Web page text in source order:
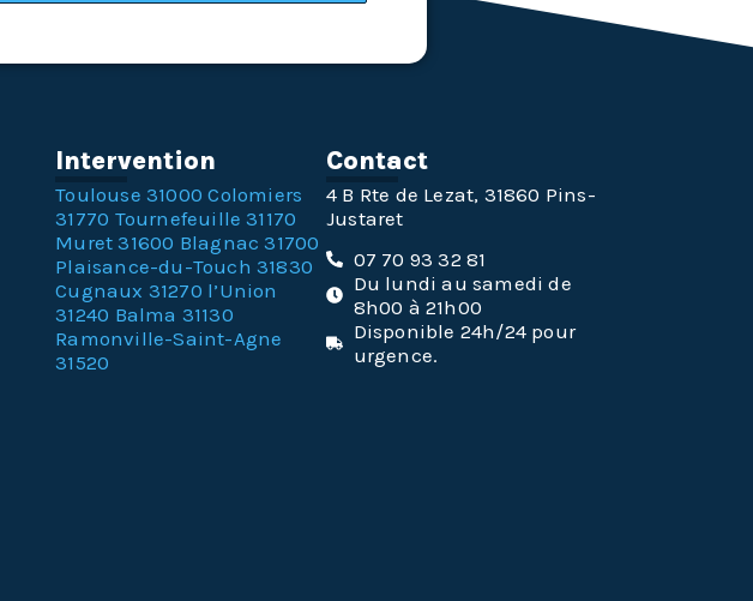
Intervention
Toulouse 31000 Colomiers
31770 Tournefeuille 31170
Muret 31600 Blagnac 31700
Plaisance-du-Touch 31830
Cugnaux 31270 l’Union
31240 Balma 31130
Ramonville-Saint-Agne
31520
Contact
4 B Rte de Lezat, 31860 Pins-
Justaret
07 70 93 32 81
Du lundi au samedi de
8h00 à 21h00
Disponible 24h/24 pour
urgence.